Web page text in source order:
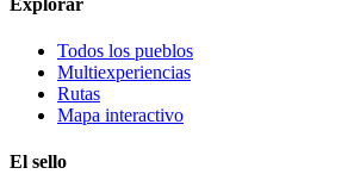
Explorar
Todos los pueblos
Multiexperiencias
Rutas
Mapa interactivo
El sello